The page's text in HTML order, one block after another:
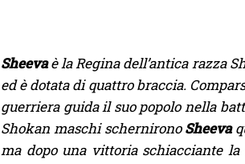
Sheevaè la Regina dell’antica razza
ed è dotata di quattro braccia.
guerriera guida il suo popolo nella
Shokan maschi schernironoSheeva
ma dopo una vittoria schiacciante